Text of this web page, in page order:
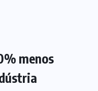
menos